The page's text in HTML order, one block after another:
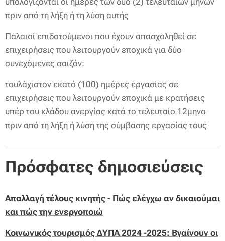
πριν από τη λήξη ή τη λύση αυτής
Παλαιοί επιδοτούμενοι που έχουν απασχοληθεί σε
επιχειρήσεις που λειτουργούν εποχικά για δύο
συνεχόμενες σαιζόν:
τουλάχιστον εκατό (100) ημέρες εργασίας σε
επιχειρήσεις που λειτουργούν εποχικά με κρατήσεις
υπέρ του κλάδου ανεργίας κατά το τελευταίο 12μηνο
πριν από τη λήξη ή λύση της σύμβασης εργασίας τους
Πρόσφατες δημοσιεύσεις
Aπαλλαγή τέλους κινητής - Πώς ελέγχω αν δικαιούμαι
και πώς την ενεργοποιώ
Κοινωνικός τουρισμός ΔΥΠΑ 2024 -2025: Βγαίνουν οι